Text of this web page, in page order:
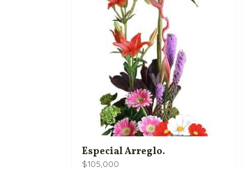
Especial Arreglo.
$105,000